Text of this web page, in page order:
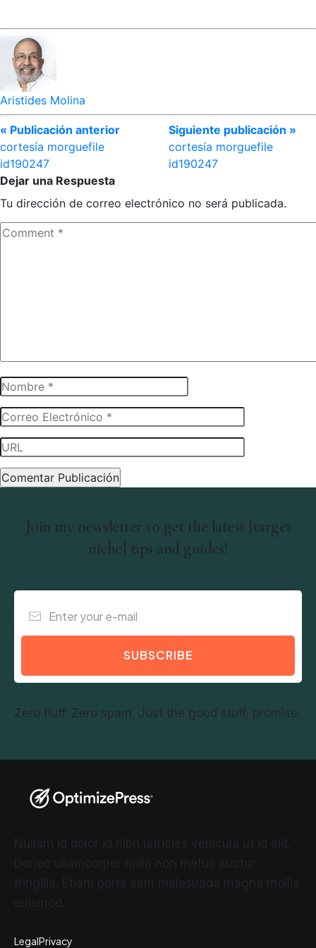
Aristides Molina
« Publicación anterior
cortesía morguefile
id190247
Siguiente publicación »
cortesía morguefile
id190247
Dejar una Respuesta
Tu dirección de correo electrónico no será publicada.
Join my newsletter to get the latest [target
niche] tips and guides!
SUBSCRIBE
Zero fluff. Zero spam. Just the good stuff, promise.
LegalPrivacy